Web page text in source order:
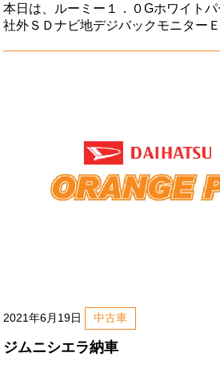
本日は、ルーミー１．０Gホワイトパ
社外ＳＤナビ地デジバックモニター
2021年6月19日 中古車
ジムニシエラ納車